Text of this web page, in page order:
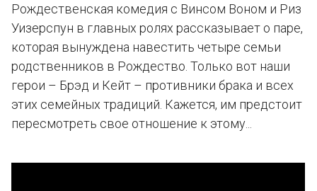
Рождественская комедия с Винсом Воном и Риз
Уизерспун в главных ролях рассказывает о паре,
которая вынуждена навестить четыре семьи
родственников в Рождество. Только вот наши
герои – Брэд и Кейт – противники брака и всех
этих семейных традиций. Кажется, им предстоит
пересмотреть свое отношение к этому...